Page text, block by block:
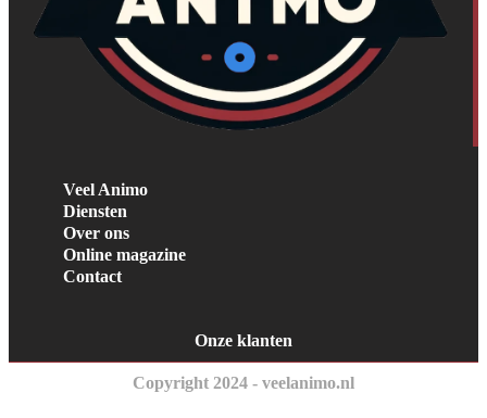
Veel Animo
Diensten
Over ons
Online magazine
Contact
Onze klanten
Copyright 2024 - veelanimo.nl